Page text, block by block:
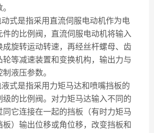
动式是指采用直流伺服电动机作为电
件的比例阀，直流伺服电动机将输入
成旋转运动转速，再经丝杆螺母、齿
轮等减速装置和变换机构，输出力与
液压参数。
液式是指采用力矩马达和喷嘴挡板的
级的比例阀。对力矩马达输入不同的
同它连接在一起的挡板（有时力矩马
板）输出位移或角位移，改变挡板和